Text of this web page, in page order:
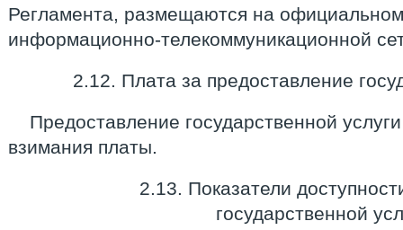
Регламента, размещаются на
информационно-телекоммуникационной
2.12. Плата за предоставление
Предоставление государственной
взимания платы.
2.13. Показатели
государственной